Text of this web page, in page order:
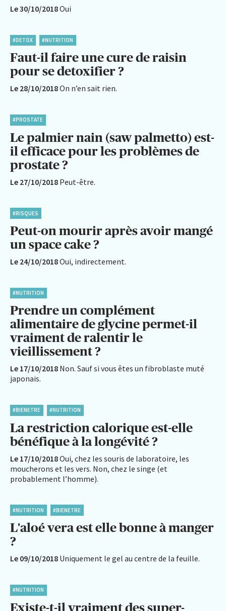
Le 30/10/2018Oui
#DETOX #NUTRITION
Faut-il faire une cure de raisin
pour se detoxifier ?
Le 28/10/2018On n’en sait rien.
#PROSTATE
Le palmier nain (saw palmetto) est-
il efficace pour les problèmes de
prostate ?
Le 27/10/2018 Peut-être.
#RISQUES
Peut-on mourir après avoir mangé
un space cake ?
Le 24/10/2018Oui, indirectement.
#NUTRITION
Prendre un complément
alimentaire de glycine permet-il
vraiment de ralentir le
vieillissement ?
Le 17/10/2018 Non. Sauf si vous êtes un fibroblaste muté
japonais.
#BIENETRE #NUTRITION
La restriction calorique est-elle
bénéfique à la longévité ?
Le 17/10/2018Oui, chez les souris de laboratoire, les
moucherons et les vers. Non, chez le singe (et
probablement l’homme).
#NUTRITION #BIENETRE
L'aloé vera est elle bonne à manger
?
Le 09/10/2018 Uniquement le gel au centre de la feuille.
#NUTRITION
Existe-t-il vraiment des super-